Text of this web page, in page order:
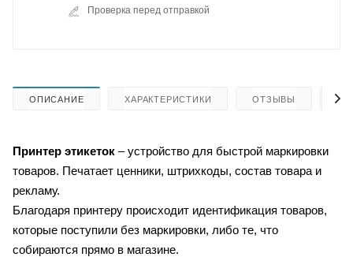
Проверка перед отправкой
ОПИСАНИЕ ХАРАКТЕРИСТИКИ ОТЗЫВЫ
Принтер этикеток – устройство для быстрой маркировки
товаров. Печатает ценники, штрихкоды, состав товара и
рекламу.
Благодаря принтеру происходит идентификация товаров,
которые поступили без маркировки, либо те, что
собираются прямо в магазине.